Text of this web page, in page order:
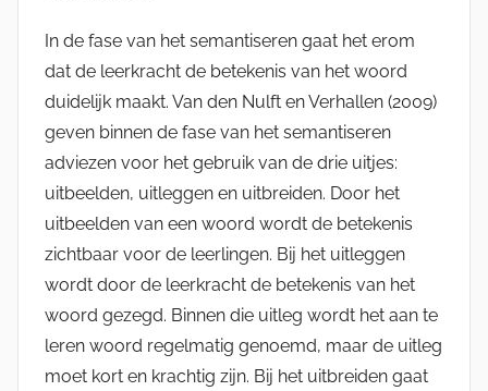
In de fase van het semantiseren gaat het erom
dat de leerkracht de betekenis van het woord
duidelijk maakt. Van den Nulft en Verhallen (2009)
geven binnen de fase van het semantiseren
adviezen voor het gebruik van de drie uitjes:
uitbeelden, uitleggen en uitbreiden. Door het
uitbeelden van een woord wordt de betekenis
zichtbaar voor de leerlingen. Bij het uitleggen
wordt door de leerkracht de betekenis van het
woord gezegd. Binnen die uitleg wordt het aan te
leren woord regelmatig genoemd, maar de uitleg
moet kort en krachtig zijn. Bij het uitbreiden gaat